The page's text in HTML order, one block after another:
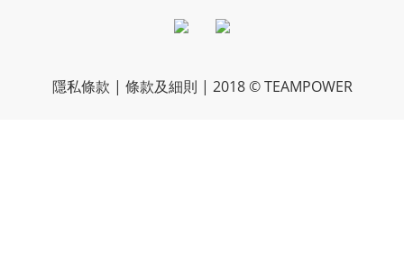
隱私條款 | 條款及細則 | 2018 © TEAMPOWER